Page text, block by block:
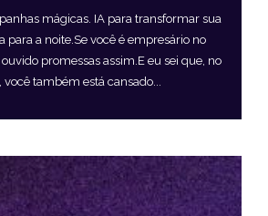
mágicas. IA para transformar sua
para a noite.Se você é empresário no
promessas assim.E eu sei que, no
você também está cansado...